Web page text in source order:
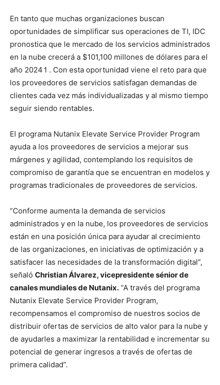
En tanto que muchas organizaciones buscan
oportunidades de simplificar sus operaciones de TI, IDC
pronostica que le mercado de los servicios administrados
en la nube crecerá a $101,100 millones de dólares para el
año 2024↿. Con esta oportunidad viene el reto para que
los proveedores de servicios satisfagan demandas de
clientes cada vez más individualizadas y al mismo tiempo
seguir siendo rentables.
El programa Nutanix Elevate Service Provider Program
ayuda a los proveedores de servicios a mejorar sus
márgenes y agilidad, contemplando los requisitos de
compromiso de garantía que se encuentran en modelos y
programas tradicionales de proveedores de servicios.
“Conforme aumenta la demanda de servicios
administrados y en la nube, los proveedores de servicios
están en una posición única para ayudar al crecimiento
de las organizaciones, en iniciativas de optimización y a
satisfacer las necesidades de la transformación digital”,
señaló Christian Álvarez, vicepresidente sénior de
canales mundiales de Nutanix. “A través del programa
Nutanix Elevate Service Provider Program,
recompensamos el compromiso de nuestros socios de
distribuir ofertas de servicios de alto valor para la nube y
de ayudarles a maximizar la rentabilidad e incrementar su
potencial de generar ingresos a través de ofertas de
primera calidad”.